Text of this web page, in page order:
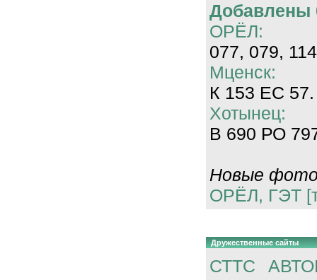
Добавлены
ОРЁЛ:
077, 079,
Мценск:
К 153 ЕС 57.
Хотынец:
В 690 РО
Новые
ОРЁЛ, ГЭТ
Дружественные сайты
СТТС